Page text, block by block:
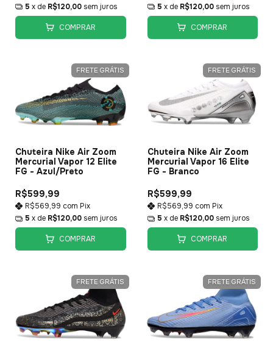
5 x de R$120,00 sem juros
COMPRAR
5 x de R$120,00 sem juros
COMPRAR
FRETE GRÁTIS
Chuteira Nike Air Zoom
Mercurial Vapor 12 Elite
FG - Azul/Preto
R$599,99
R$569,99 com Pix
5 x de R$120,00 sem juros
COMPRAR
FRETE GRÁTIS
Chuteira Nike Air Zoom
Mercurial Vapor 16 Elite
FG - Branco
R$599,99
R$569,99 com Pix
5 x de R$120,00 sem juros
COMPRAR
FRETE GRÁTIS FRETE GRÁTIS